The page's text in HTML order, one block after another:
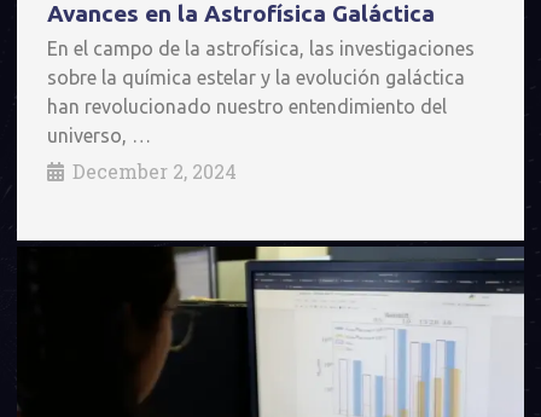
Avances en la Astrofísica Galáctica
En el campo de la astrofísica, las investigaciones
sobre la química estelar y la evolución galáctica
han revolucionado nuestro entendimiento del
universo, …
December 2, 2024